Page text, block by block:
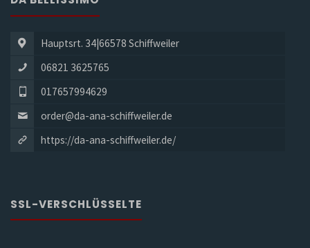
Hauptsrt. 34|66578 Schiffweiler
06821 3625765
017657994629
order@da-ana-schiffweiler.de
https://da-ana-schiffweiler.de/
SSL-VERSCHLÜSSELTE